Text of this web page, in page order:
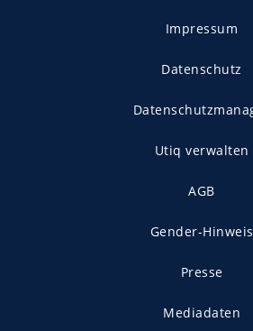
Impressum
Datenschutz
Utiq verwalten
AGB
Gender-Hinweis
Presse
Mediadaten